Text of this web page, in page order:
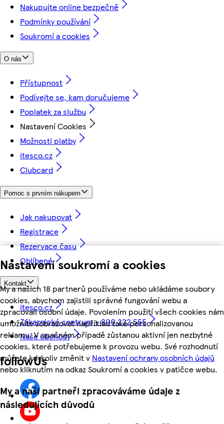
Nastavení soukromí a cookies
My a našich 18 partnerů používáme nebo ukládáme soubory
cookies, abychom zajistili správné fungování webu a
zpracovali osobní údaje. Povolením použití všech cookies nám
umožníte zobrazovat například také personalizovanou
reklamu. V opačném případě zůstanou aktivní jen nezbytné
cookies, které potřebujeme k provozu webu. Své rozhodnutí
můžete kdykoliv změnit v Nastavení ochrany osobních údajů
nebo kliknutím na odkaz Soukromí a cookies v patičce webu.
My a naši partneři zpracováváme údaje z
následujících důvodů
Nakupujte online bezpečně
Podmínky používání
Soukromí a cookies
O nás
Přístupnost
Podívejte se, kam doručujeme
Poplatek za službu
Nastavení Cookies
Možnosti platby
itesco.cz
Clubcard
Pomoc s prvním nákupem
Jak nakupovat
Registrace
Rezervace času
Oblíbené
Kontakt
itesco.cz
Zákaznické centrum - 800 222 555
Naše obchody
followUs